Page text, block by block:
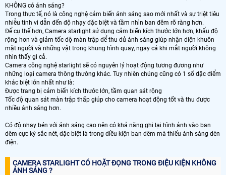
KHÔNG có ánh sáng?
Trong thực tế, nó là công nghệ cảm biến ánh sáng sao mới nhất và sự triệt tiêu
nhiễu tinh vi dẫn đến độ nhạy đặc biệt và tầm nhìn ban đêm rõ ràng hơn.
Để cụ thể hơn, Camera starlight sử dụng cảm biến kích thước lớn hơn, khẩu độ
rộng hơn và giảm tốc độ màn trập để thu đủ ánh sáng giúp nhận diện khuôn
mặt người và những vật trong khung hình quay, ngay cả khi mắt người không
nhìn thấy gì cả.
Camera công nghệ starlight sẽ có nguyên lý hoạt động tương đương như
những loại camera thông thường khác. Tuy nhiên chúng cũng có 1 số đặc điểm
khác biệt lớn nhất như là:
Được trang bị cảm biến kích thước lớn, tầm quan sát rộng
Tốc độ quan sát màn trập thấp giúp cho camera hoạt động tốt và thu được
nhiều ánh sáng hơn.
Có độ nhạy bén với ánh sáng cao nên có khả năng ghi lại hình ảnh vào ban
đêm cực kỳ sắc nét, đặc biệt là trong điều kiện ban đêm mà thiếu ánh sáng đèn
điện.
CAMERA STARLIGHT CÓ HOẶT ĐỌNG TRONG ĐIỆU KIỆN KHÔNG
ÁNH SÁNG ?